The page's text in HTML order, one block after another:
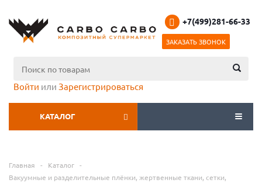
Войти или Зарегистрироваться
+7(499)281-66-33
ЗАКАЗАТЬ ЗВОНОК
МЕНЮКАТАЛОГ
Главная - Каталог -
Вакуумные и разделительные плёнки, жертвенные ткани, сетки,